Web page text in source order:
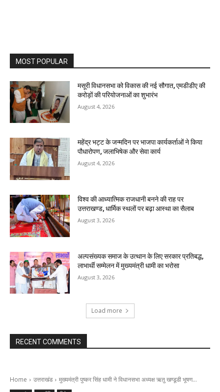
MOST POPULAR
मसूरी विधानसभा को विकास की नई सौगात, एमडीडीए की
करोड़ों की परियोजनाओं का शुभारंभ
August 4, 2026
महेंद्र भट्ट के जन्मदिन पर भाजपा कार्यकर्ताओं ने किया
पौधारोपण, जलाभिषेक और सेवा कार्य
August 4, 2026
विश्व की आध्यात्मिक राजधानी बनने की राह पर
उत्तराखण्ड, धार्मिक स्थलों पर बढ़ा आस्था का सैलाब
August 3, 2026
अल्पसंख्यक समाज के उत्थान के लिए सरकार प्रतिबद्ध,
लाभार्थी सम्मेलन में मुख्यमंत्री धामी का भरोसा
August 3, 2026
Load more
RECENT COMMENTS